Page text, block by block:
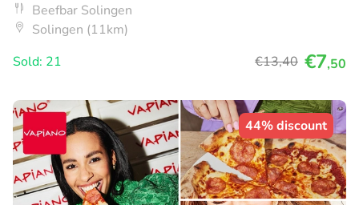
Beefbar Solingen
Solingen (11km)
Sold: 21
€13,40 €7,50
44% discount